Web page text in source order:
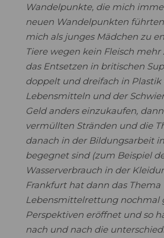
Wandelpunkte, die mich
neuen Wandelpunkten
mich als junges Mädchen zu
Tiere wegen kein Fleisch mehr
das Entsetzen in britischen
doppelt und dreifach in
Lebensmitteln und der
Geld anders einzukaufen,
vermüllten Stränden und die
danach in der Bildungsarbeit
begegnet sind (zum Beispiel
Wasserverbrauch in der
Frankfurt hat dann das Thema
Lebensmittelrettung nochmal
Perspektiven eröffnet und so
nach und nach die